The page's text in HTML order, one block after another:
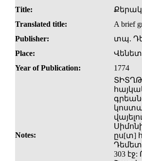
Title:
Translated title:
A brief
Publisher:
տպ.
Place:
Year of Publication:
1774
Notes:
ըս[տ]
303